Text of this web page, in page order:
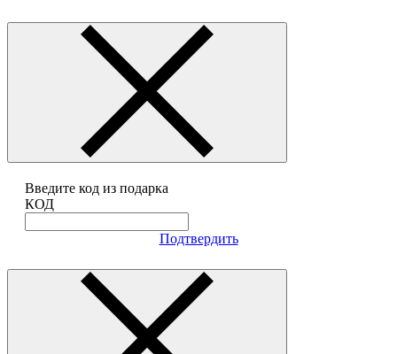
Введите код из подарка
КОД
Подтвердить